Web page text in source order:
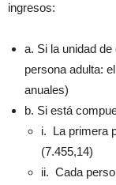
ingresos:
a. Si la unidad
persona adulta:
anuales)
b. Si está
i. La primera
(7.455,14)
ii. Cada